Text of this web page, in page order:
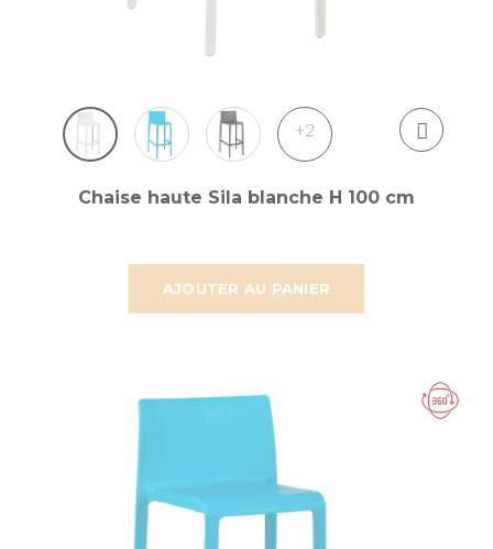
AJOUTER AU PANIER
+2
Chaise haute Sila blanche H 100 cm